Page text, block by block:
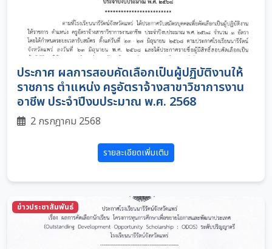
ประกาศ ผลการสอบคัดเลือกเป็นผู้ปฏิบัติงานให้
ราชการ ตำแหน่ง ครูอัตราจ้างสาขาวิชาการงาน
อาชีพ ประจำปีงบประมาณ พ.ศ. 2568
2 กรกฎาคม 2568
รายละเอียดเพิ่มเติม
ข่าวประชาสัมพันธ์